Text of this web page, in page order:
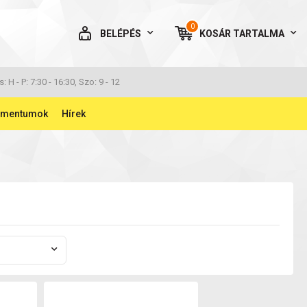
BELÉPÉS
0
KOSÁR TARTALMA
AZ ÖN KOSARA ÜRES
H - P: 7:30 - 16:30, Szo: 9 - 12
Hírek